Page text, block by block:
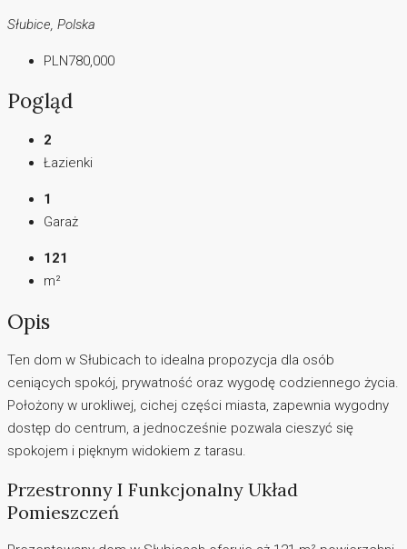
Słubice, Polska
PLN780,000
Pogląd
2
Łazienki
1
Garaż
121
m²
Opis
Ten dom w Słubicach to idealna propozycja dla osób
ceniących spokój, prywatność oraz wygodę codziennego życia.
Położony w urokliwej, cichej części miasta, zapewnia wygodny
dostęp do centrum, a jednocześnie pozwala cieszyć się
spokojem i pięknym widokiem z tarasu.
Przestronny I Funkcjonalny Układ
Pomieszczeń